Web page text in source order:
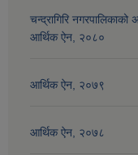
चन्द्रागिरि नगरपालिकाको
आर्थिक ऐन, २०८०
आर्थिक ऐन, २०७९
आर्थिक ऐन, २०७८